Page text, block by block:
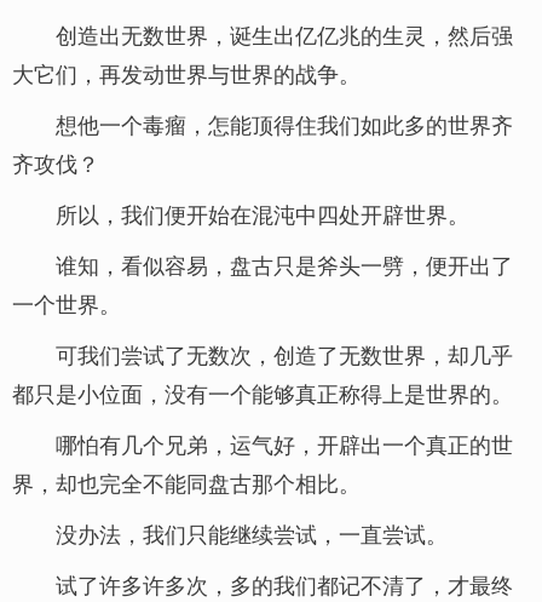
创造出无数世界，诞生出亿亿兆的生灵，然后强
大它们，再发动世界与世界的战争。
想他一个毒瘤，怎能顶得住我们如此多的世界齐
齐攻伐？
所以，我们便开始在混沌中四处开辟世界。
谁知，看似容易，盘古只是斧头一劈，便开出了
一个世界。
可我们尝试了无数次，创造了无数世界，却几乎
都只是小位面，没有一个能够真正称得上是世界的。
哪怕有几个兄弟，运气好，开辟出一个真正的世
界，却也完全不能同盘古那个相比。
没办法，我们只能继续尝试，一直尝试。
试了许多许多次，多的我们都记不清了，才最终